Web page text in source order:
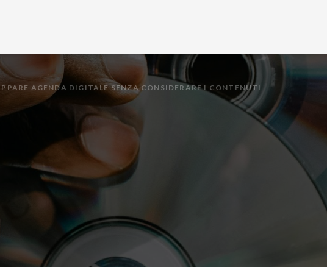
AGENDA DIGITALE SENZA CONSIDERARE I CONTENUTI